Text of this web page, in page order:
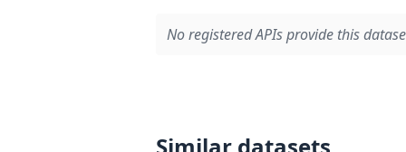
No registered APIs provide this
Similar datasets